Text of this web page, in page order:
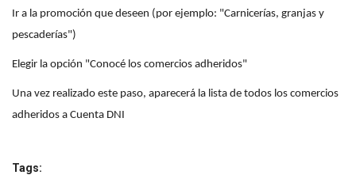
Ir a la promoción que deseen (por ejemplo: "Carnicerías, granjas y
pescaderías")
Elegir la opción "Conocé los comercios adheridos"
Una vez realizado este paso, aparecerá la lista de todos los comercios
adheridos a Cuenta DNI
Tags: